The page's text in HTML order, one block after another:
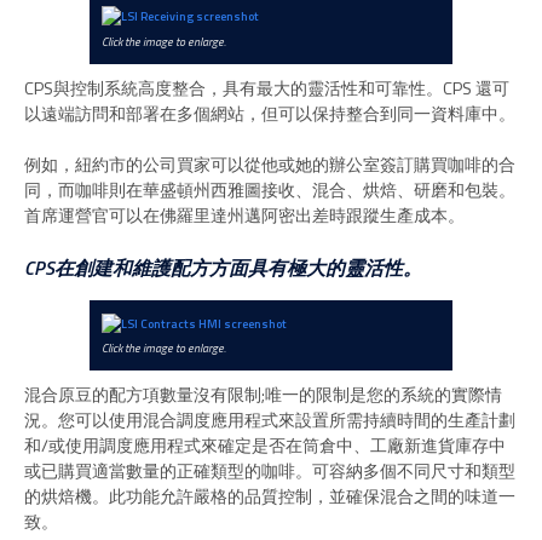
Click the image to enlarge.
CPS與控制系統高度整合，具有最大的靈活性和可靠性。CPS 還可
以遠端訪問和部署在多個網站，但可以保持整合到同一資料庫中。
例如，紐約市的公司買家可以從他或她的辦公室簽訂購買咖啡的合
同，而咖啡則在華盛頓州西雅圖接收、混合、烘焙、研磨和包裝。
首席運營官可以在佛羅里達州邁阿密出差時跟蹤生產成本。
CPS在創建和維護配方方面具有極大的靈活性。
Click the image to enlarge.
混合原豆的配方項數量沒有限制;唯一的限制是您的系統的實際情
況。您可以使用混合調度應用程式來設置所需持續時間的生產計劃
和/或使用調度應用程式來確定是否在筒倉中、工廠新進貨庫存中
或已購買適當數量的正確類型的咖啡。可容納多個不同尺寸和類型
的烘焙機。此功能允許嚴格的品質控制，並確保混合之間的味道一
致。